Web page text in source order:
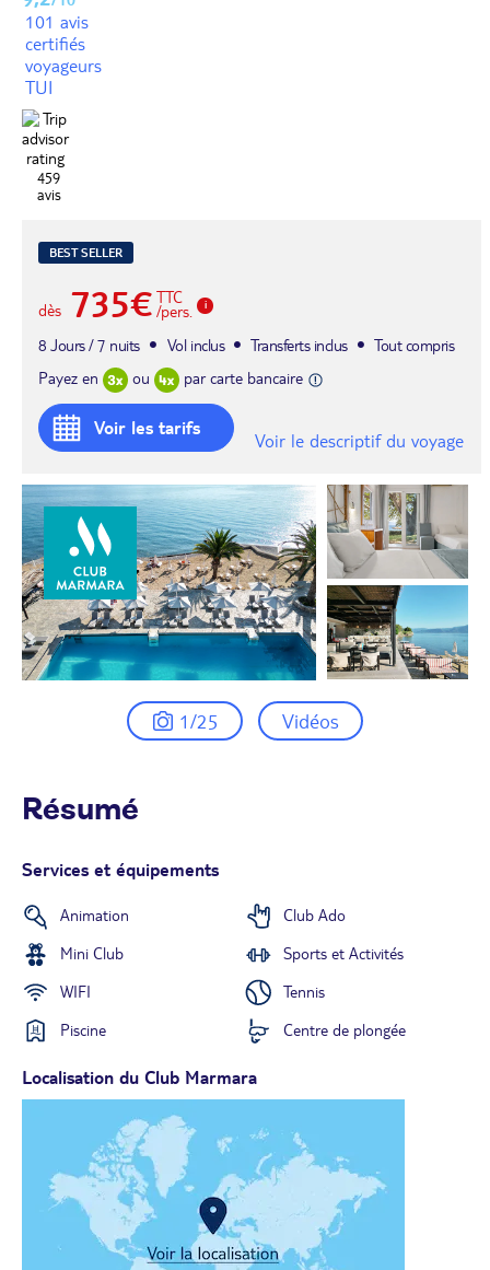
101 avis
certifiés
voyageurs
TUI
459
avis
BEST SELLER
dès 735€ TTC
/pers.
8 Jours / 7 nuits
Vol inclus Transferts inclus
Tout compris
Payez en
ou par carte bancaire
Voir les tarifs
Voir le descriptif du voyage
1/25 Vidéos
Résumé
Services et équipements
Animation
Club Ado
Mini Club
Sports et Activités
WIFI
Tennis
Piscine
Centre de plongée
Localisation du Club Marmara